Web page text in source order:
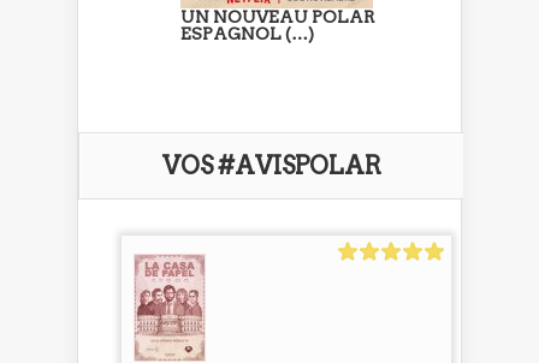
UN NOUVEAU POLAR
ESPAGNOL (…)
VOS #AVISPOLAR